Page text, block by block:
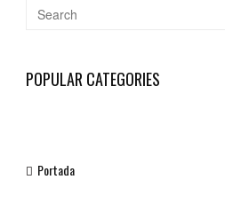
POPULAR CATEGORIES
Portada